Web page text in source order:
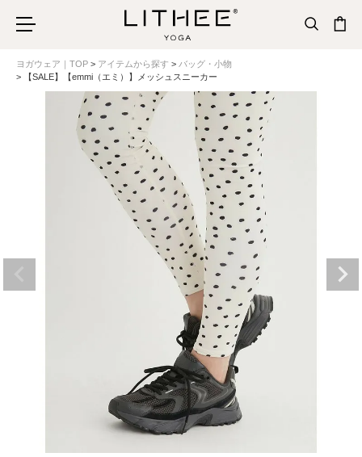
ヨガウェア｜TOP アイテムから探す
バッグ・小物
【SALE】【emmi（エミ）】メッシュスニーカー